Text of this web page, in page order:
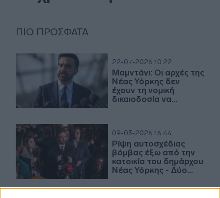
ΠΙΟ ΠΡΌΣΦΑΤΑ
22-07-2026 10:22
Μαμντάνι: Οι αρχές της
Νέας Υόρκης δεν
έχουν τη νομική
δικαιοδοσία να
09-03-2026 16:44
Ρίψη αυτοσχέδιας
βόμβας έξω από την
κατοικία του δημάρχου
Νέας Υόρκης - Δύο